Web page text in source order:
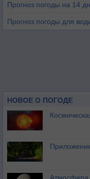
Прогноз погоды на 14
Прогноз погоды для
НОВОЕ О ПОГОДЕ